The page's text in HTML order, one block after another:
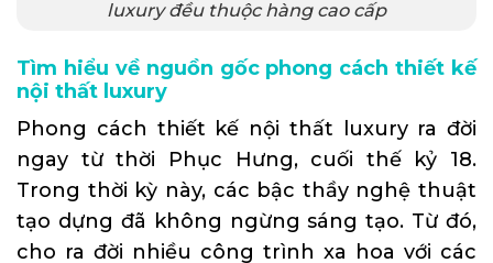
luxury đều thuộc hàng cao cấp
Tìm hiểu về nguồn gốc phong cách thiết kế
nội thất luxury
Phong cách thiết kế nội thất luxury ra đời
ngay từ thời Phục Hưng, cuối thế kỷ 18.
Trong thời kỳ này, các bậc thầy nghệ thuật
tạo dựng đã không ngừng sáng tạo. Từ đó,
cho ra đời nhiều công trình xa hoa với các